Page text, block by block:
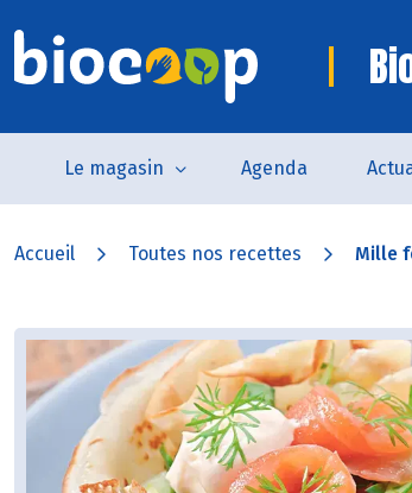
Le magasin Agenda
Accueil Toutes nos recettes Mille